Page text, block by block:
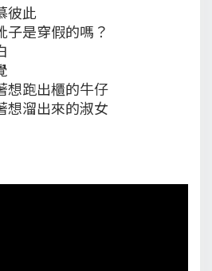
彼此
子是穿假的嗎？
想跑出櫃的牛仔
想溜出來的淑女